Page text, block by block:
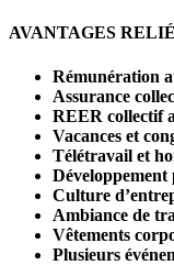
AVANTAGES
Rémunération
Assurance
REER collectif
Vacances et
Télétravail et
Développement
Culture
Ambiance de
Vêtements
Plusieurs